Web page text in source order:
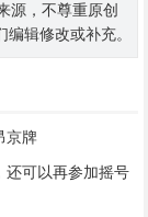
源，不尊重原创
辑修改或补充。
京牌
还可以再参加摇号